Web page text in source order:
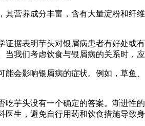
其营养成分丰富，含有大量淀粉和纤
证据表明芋头对银屑病患者有好处或
当我们考虑饮食与银屑病的关系时，
能会影响银屑病的症状。例如，草鱼
吃芋头没有一个确定的答案。渐进性
医生，避免自行用药和饮食措施导致身